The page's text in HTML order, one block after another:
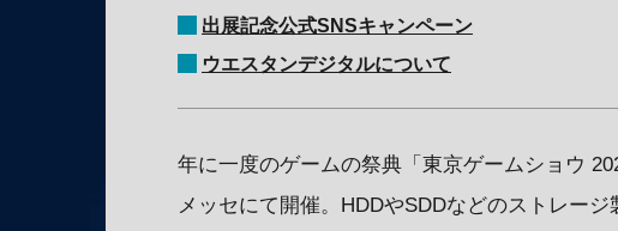
出展記念公式SNSキャンペーン
ウエスタンデジタルについて
年に一度のゲームの祭典「東京ゲームショウ
メッセにて開催。HDDやSDDなどのストレー